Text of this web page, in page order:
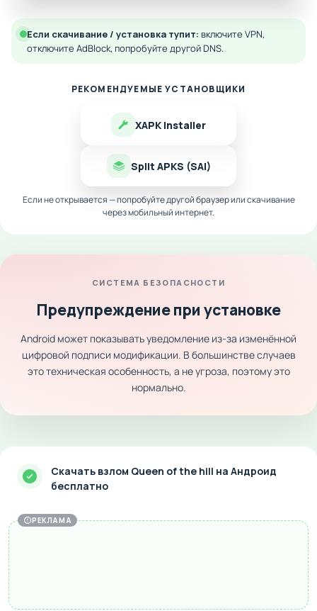
Если скачивание / установка тупит: включите VPN,
отключите AdBlock, попробуйте другой DNS.
РЕКОМЕНДУЕМЫЕ УСТАНОВЩИКИ
XAPK Installer
Split APKS (SAI)
Если не открывается — попробуйте другой браузер или скачивание
через мобильный интернет.
СИСТЕМА БЕЗОПАСНОСТИ
Предупреждение при установке
Android может показывать уведомление из-за изменённой
цифровой подписи модификации. В большинстве случаев
это техническая особенность, а не угроза, поэтому это
нормально.
Скачать взлом Queen of the hill на Андроид
бесплатно
РЕКЛАМА